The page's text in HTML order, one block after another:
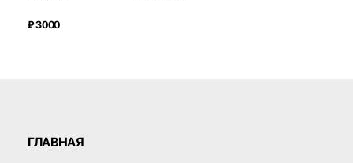
₽ 3000
ГЛАВНАЯ